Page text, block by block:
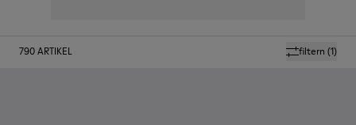
filtern (1)
790ARTIKEL